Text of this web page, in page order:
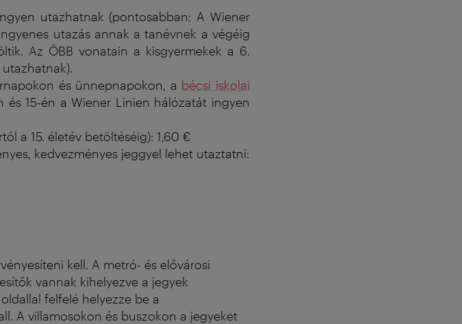
utazhatnak (pontosabban: A Wiener
utazás annak a tanévnek a végéig
Az ÖBB vonatain a kisgyermekek a 6.
és ünnepnapokon, a bécsi iskolai
és 15-én a Wiener Linien hálózatát ingyen
a 15. életév betöltéséig): 1,60 €
kedvezményes jeggyel lehet utaztatni:
kell. A metró- és elővárosi
vannak kihelyezve a jegyek
felfelé helyezze be a
A villamosokon és buszokon a jegyeket